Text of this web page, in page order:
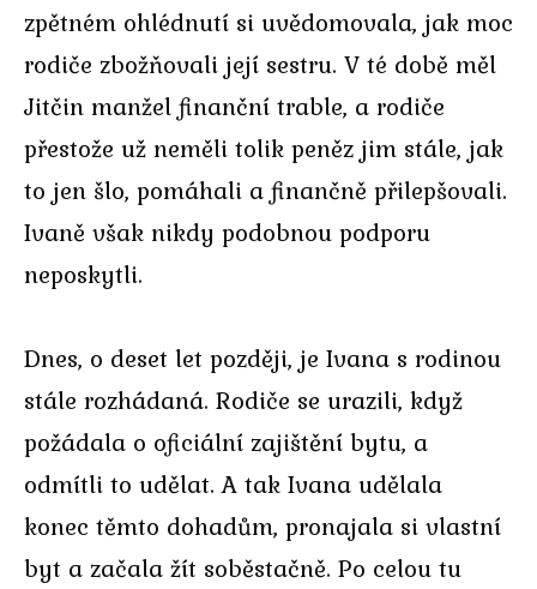
zpětném ohlédnutí si uvědomovala, jak moc
rodiče zbožňovali její sestru. V té době měl
Jitčin manžel finanční trable, a rodiče
přestože už neměli tolik peněz jim stále, jak
to jen šlo, pomáhali a finančně přilepšovali.
Ivaně však nikdy podobnou podporu
neposkytli.
Dnes, o deset let později, je Ivana s rodinou
stále rozhádaná. Rodiče se urazili, když
požádala o oficiální zajištění bytu, a
odmítli to udělat. A tak Ivana udělala
konec těmto dohadům, pronajala si vlastní
byt a začala žít soběstačně. Po celou tu